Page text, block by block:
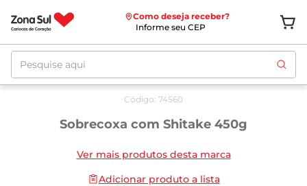
Como deseja receber?
Informe seu CEP
Pesquise aqui
Código: 74560
Sobrecoxa com Shitake 450g
Ver mais produtos desta marca
Adicionar produto a lista